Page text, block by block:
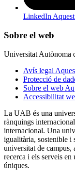
LinkedIn
Sobre el web
Universitat Autònoma
Avís legal
Protecció de
Sobre el web
Accessibilitat
La UAB és una
rànquings
internacional. Una
igualitària, sostenible i
universitat de campus,
recerca i els serveis
úniques.